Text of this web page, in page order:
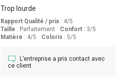
Trop lourde
Rapport Qualité / prix: 4/5
Taille : Parfaitement Confort: 3/5
Matière : 4/5 Coloris : 5/5
L’entreprise a pris contact avec
ce client